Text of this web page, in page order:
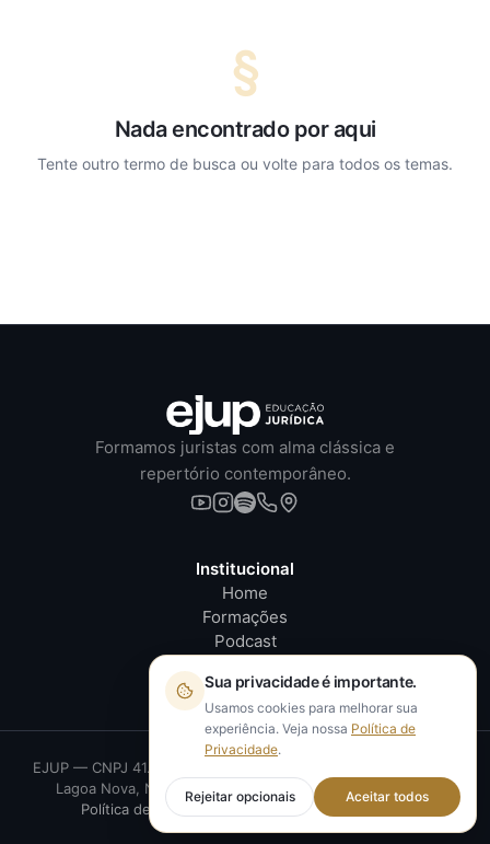
§
Nada encontrado por aqui
Tente outro termo de busca ou volte para todos os temas.
Formamos juristas com alma clássica e
repertório contemporâneo.
Institucional
Home
Formações
Podcast
EJUP — CNPJ 41.402.986/0001-03
Lagoa Nova, Natal/RN
Todos os direitos reservados
Política de Privacidade
Gerenciar cookies
Sua privacidade é importante.
Usamos cookies para melhorar sua
experiência. Veja nossa Política de
Privacidade.
Rejeitar opcionais Aceitar todos